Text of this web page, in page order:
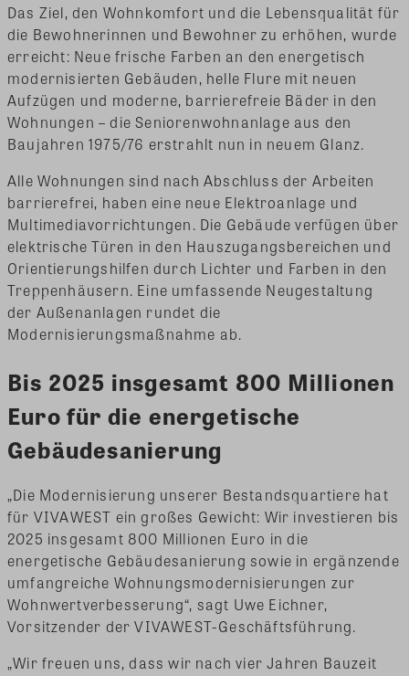
Das Ziel, den Wohnkomfort und die Lebensqualität für
die Bewohnerinnen und Bewohner zu erhöhen, wurde
erreicht: Neue frische Farben an den energetisch
modernisierten Gebäuden, helle Flure mit neuen
Aufzügen und moderne, barrierefreie Bäder in den
Wohnungen – die Seniorenwohnanlage aus den
Baujahren 1975/76 erstrahlt nun in neuem Glanz.
Alle Wohnungen sind nach Abschluss der Arbeiten
barrierefrei, haben eine neue Elektroanlage und
Multimediavorrichtungen. Die Gebäude verfügen über
elektrische Türen in den Hauszugangsbereichen und
Orientierungshilfen durch Lichter und Farben in den
Treppenhäusern. Eine umfassende Neugestaltung
der Außenanlagen rundet die
Modernisierungsmaßnahme ab.
Bis 2025 insgesamt 800 Millionen
Euro für die energetische
Gebäudesanierung
„Die Modernisierung unserer Bestandsquartiere hat
für VIVAWEST ein großes Gewicht: Wir investieren bis
2025 insgesamt 800 Millionen Euro in die
energetische Gebäudesanierung sowie in ergänzende
umfangreiche Wohnungsmodernisierungen zur
Wohnwertverbesserung“, sagt Uwe Eichner,
Vorsitzender der VIVAWEST-Geschäftsführung.
„Wir freuen uns, dass wir nach vier Jahren Bauzeit